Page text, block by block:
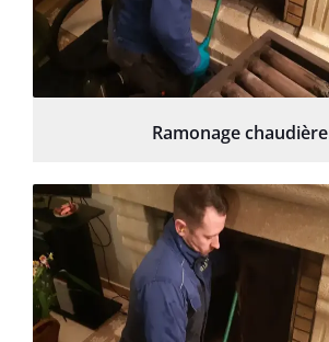
Ramonage chaudière